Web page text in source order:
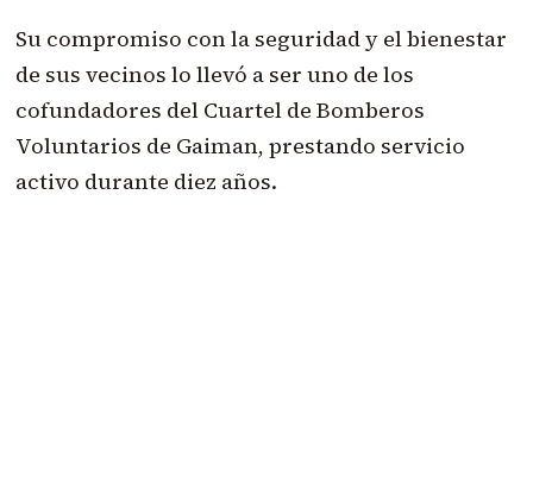
Su compromiso con la seguridad y el bienestar
de sus vecinos lo llevó a ser uno de los
cofundadores del Cuartel de Bomberos
Voluntarios de Gaiman, prestando servicio
activo durante diez años.